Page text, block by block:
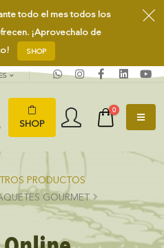
todo el mes todos los
¡Aprovechalo de
SHOP
SHOP
0
PRODUCTOS
GOURMET